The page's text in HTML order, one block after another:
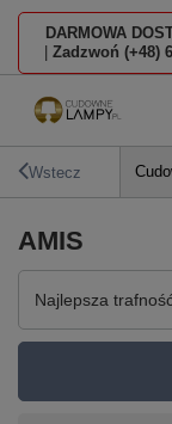
DARMOWA
Zadzwoń (+48)
Wstecz
AMIS
Zmień sortowanie
Najlepsza